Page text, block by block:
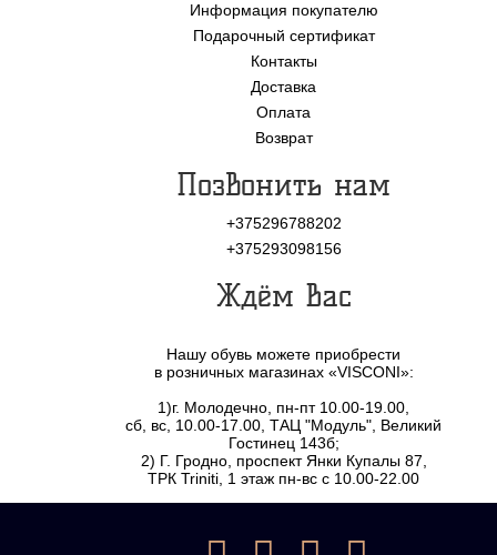
Информация покупателю
Подарочный сертификат
Контакты
Доставка
Оплата
Возврат
Позвонить нам
+375296788202
+375293098156
Ждём Вас
Нашу обувь можете приобрести
в розничных магазинах «VISCONI»:
1)г. Молодечно, пн-пт 10.00-19.00,
сб, вс, 10.00-17.00, ТАЦ "Модуль", Великий
Гостинец 143б;
2) Г. Гродно, проспект Янки Купалы 87,
ТРК Triniti, 1 этаж пн-вс с 10.00-22.00